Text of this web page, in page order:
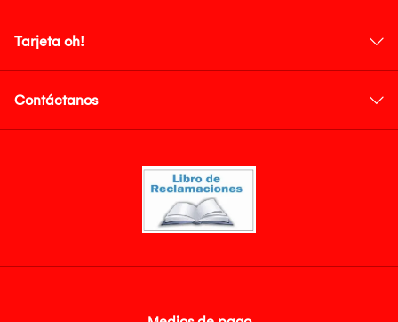
Tarjeta oh!
Contáctanos